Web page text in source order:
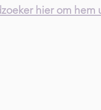
hier om hem